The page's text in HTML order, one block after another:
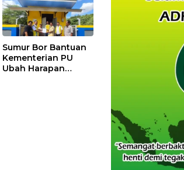
Sumur Bor Bantuan
Kementerian PU
Ubah Harapan